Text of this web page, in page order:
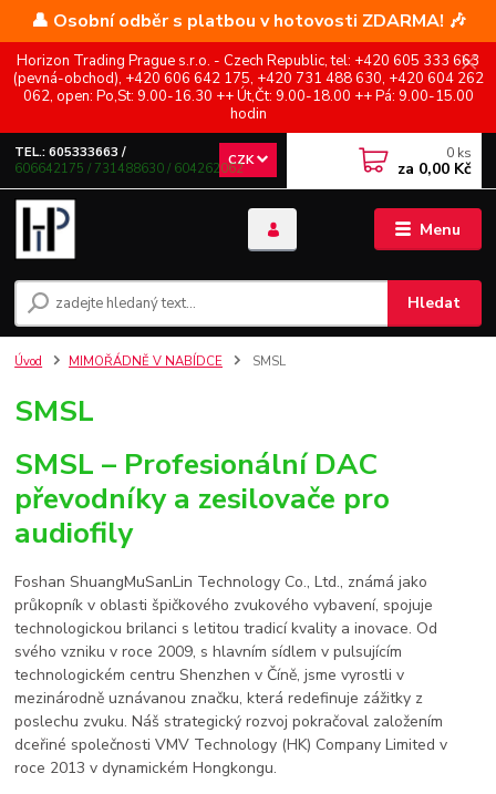
👤 Osobní odběr s platbou v hotovosti ZDARMA! 🎶
Horizon Trading Prague s.r.o. - Czech Republic, tel: +420 605 333 663
(pevná-obchod), +420 606 642 175, +420 731 488 630, +420 604 262
062, open: Po,St: 9.00-16.30 ++ Út,Čt: 9.00-18.00 ++ Pá: 9.00-15.00
hodin
Menu
CZK
Hledat
TEL.: 605333663 /
606642175 / 731488630 / 604262062
0 ks
za 0,00 Kč
Úvod MIMOŘÁDNĚ V NABÍDCE SMSL
SMSL
SMSL – Profesionální DAC
převodníky a zesilovače pro
audiofily
Foshan ShuangMuSanLin Technology Co., Ltd., známá jako
průkopník v oblasti špičkového zvukového vybavení, spojuje
technologickou brilanci s letitou tradicí kvality a inovace. Od
svého vzniku v roce 2009, s hlavním sídlem v pulsujícím
technologickém centru Shenzhen v Číně, jsme vyrostli v
mezinárodně uznávanou značku, která redefinuje zážitky z
poslechu zvuku. Náš strategický rozvoj pokračoval založením
dceřiné společnosti VMV Technology (HK) Company Limited v
roce 2013 v dynamickém Hongkongu.